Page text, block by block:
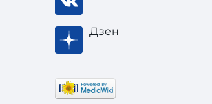
Дзен